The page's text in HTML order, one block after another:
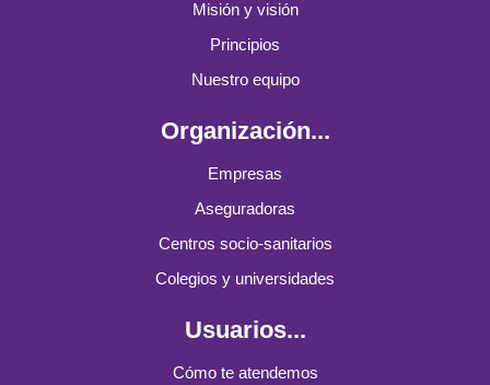
Misión y visión
Principios
Nuestro equipo
Organización...
Empresas
Aseguradoras
Centros socio-sanitarios
Colegios y universidades
Usuarios...
Cómo te atendemos